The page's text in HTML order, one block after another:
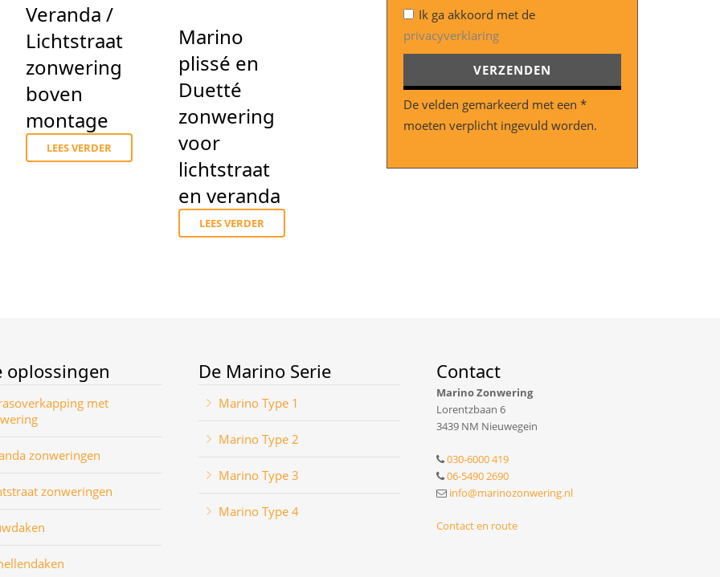
Veranda /
Lichtstraat
zonwering
boven
montage
LEES VERDER
Marino
plissé en
Duetté
zonwering
voor
lichtstraat
en veranda
LEES VERDER
Gelieve dit veld leeg te laten.
Ik ga akkoord met de
privacyverklaring
De velden gemarkeerd met een *
moeten verplicht ingevuld worden.
oplossingen
met
zonweringen
zonweringen
De Marino Serie
Marino Type 1
Marino Type 2
Marino Type 3
Marino Type 4
Contact
Marino Zonwering
Lorentzbaan 6
3439 NM Nieuwegein
030-6000 419
06-5490 2690
info@marinozonwering.nl
Contact en route